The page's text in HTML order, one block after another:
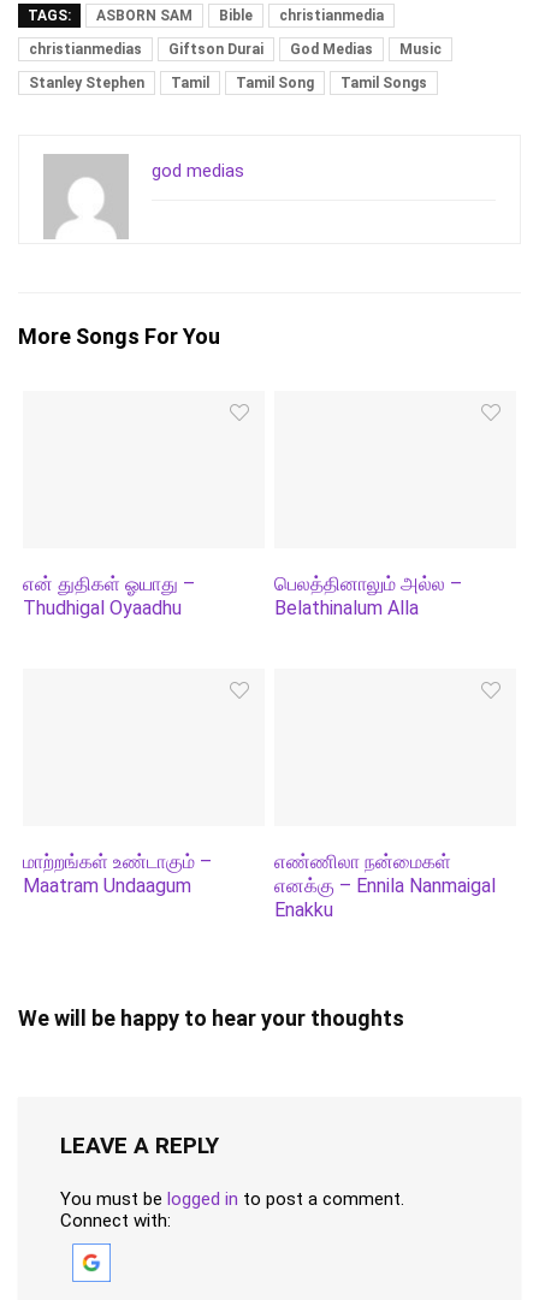
TAGS: ASBORN SAM Bible
christianmedia
christianmedias
Giftson Durai God Medias
Music
Stanley Stephen
Tamil Tamil Song Tamil Songs
god medias
More Songs For You
என் துதிகள் ஓயாது –
Thudhigal Oyaadhu
பெலத்தினாலும் அல்ல –
Belathinalum Alla
மாற்றங்கள் உண்டாகும் –
Maatram Undaagum
எண்ணிலா நன்மைகள்
எனக்கு – Ennila Nanmaigal
Enakku
We will be happy to hear your thoughts
LEAVE A REPLY
You must be logged in to post a comment.
Connect with: